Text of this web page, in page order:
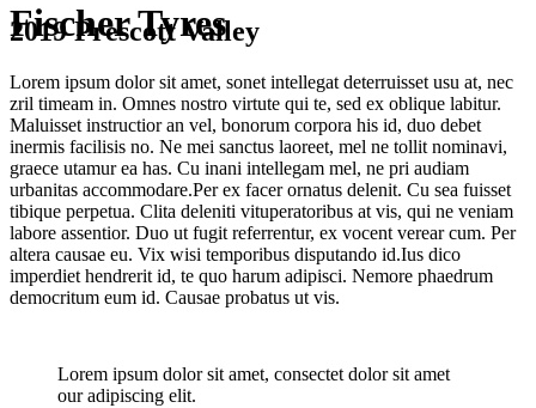
Fischer Tyres
2019 Prescott Valley
Lorem ipsum dolor sit amet, sonet intellegat deterruisset usu at, nec
zril timeam in. Omnes nostro virtute qui te, sed ex oblique labitur.
Maluisset instructior an vel, bonorum corpora his id, duo debet
inermis facilisis no. Ne mei sanctus laoreet, mel ne tollit nominavi,
graece utamur ea has. Cu inani intellegam mel, ne pri audiam
urbanitas accommodare.Per ex facer ornatus delenit. Cu sea fuisset
tibique perpetua. Clita deleniti vituperatoribus at vis, qui ne veniam
labore assentior. Duo ut fugit referrentur, ex vocent verear cum. Per
altera causae eu. Vix wisi temporibus disputando id.Ius dico
imperdiet hendrerit id, te quo harum adipisci. Nemore phaedrum
democritum eum id. Causae probatus ut vis.
Lorem ipsum dolor sit amet, consectet dolor sit amet
our adipiscing elit.